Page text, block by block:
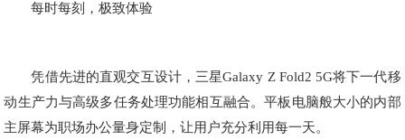
每时每刻，极致体验
凭借先进的直观交互设计，三星Galaxy Z Fold2 5G将下一代移
动生产力与高级多任务处理功能相互融合。平板电脑般大小的内部
主屏幕为职场办公量身定制，让用户充分利用每一天。